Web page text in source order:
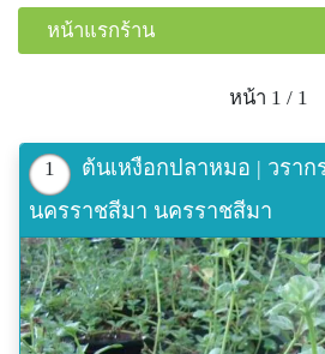
หน้าแรกร้าน
หน้า 1 / 1
1
ต้นเหงือกปลาหมอ | วราก
นครราชสีมา นครราชสีมา